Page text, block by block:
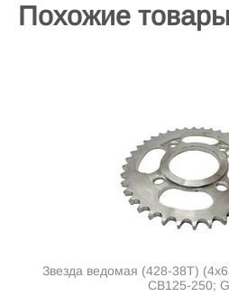
Похожие товары
Звезда ведомая (428-38T)
CB125-250;